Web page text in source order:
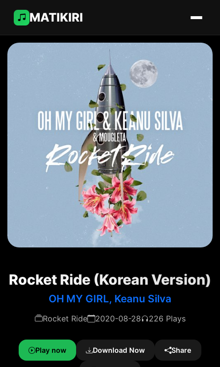
MATIKIRI
Rocket Ride (Korean Version)
OH MY GIRL, Keanu Silva
Rocket Ride 2020-08-28 226 Plays
Play now Download Now Share